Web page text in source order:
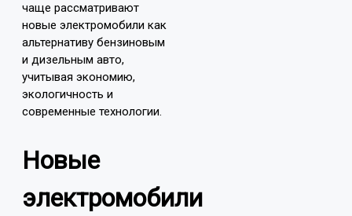
чаще рассматривают
новые электромобили как
альтернативу бензиновым
и дизельным авто,
учитывая экономию,
экологичность и
современные технологии.
Новые
электромобили